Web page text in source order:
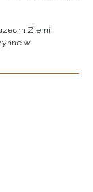
Ziemi
w
strona